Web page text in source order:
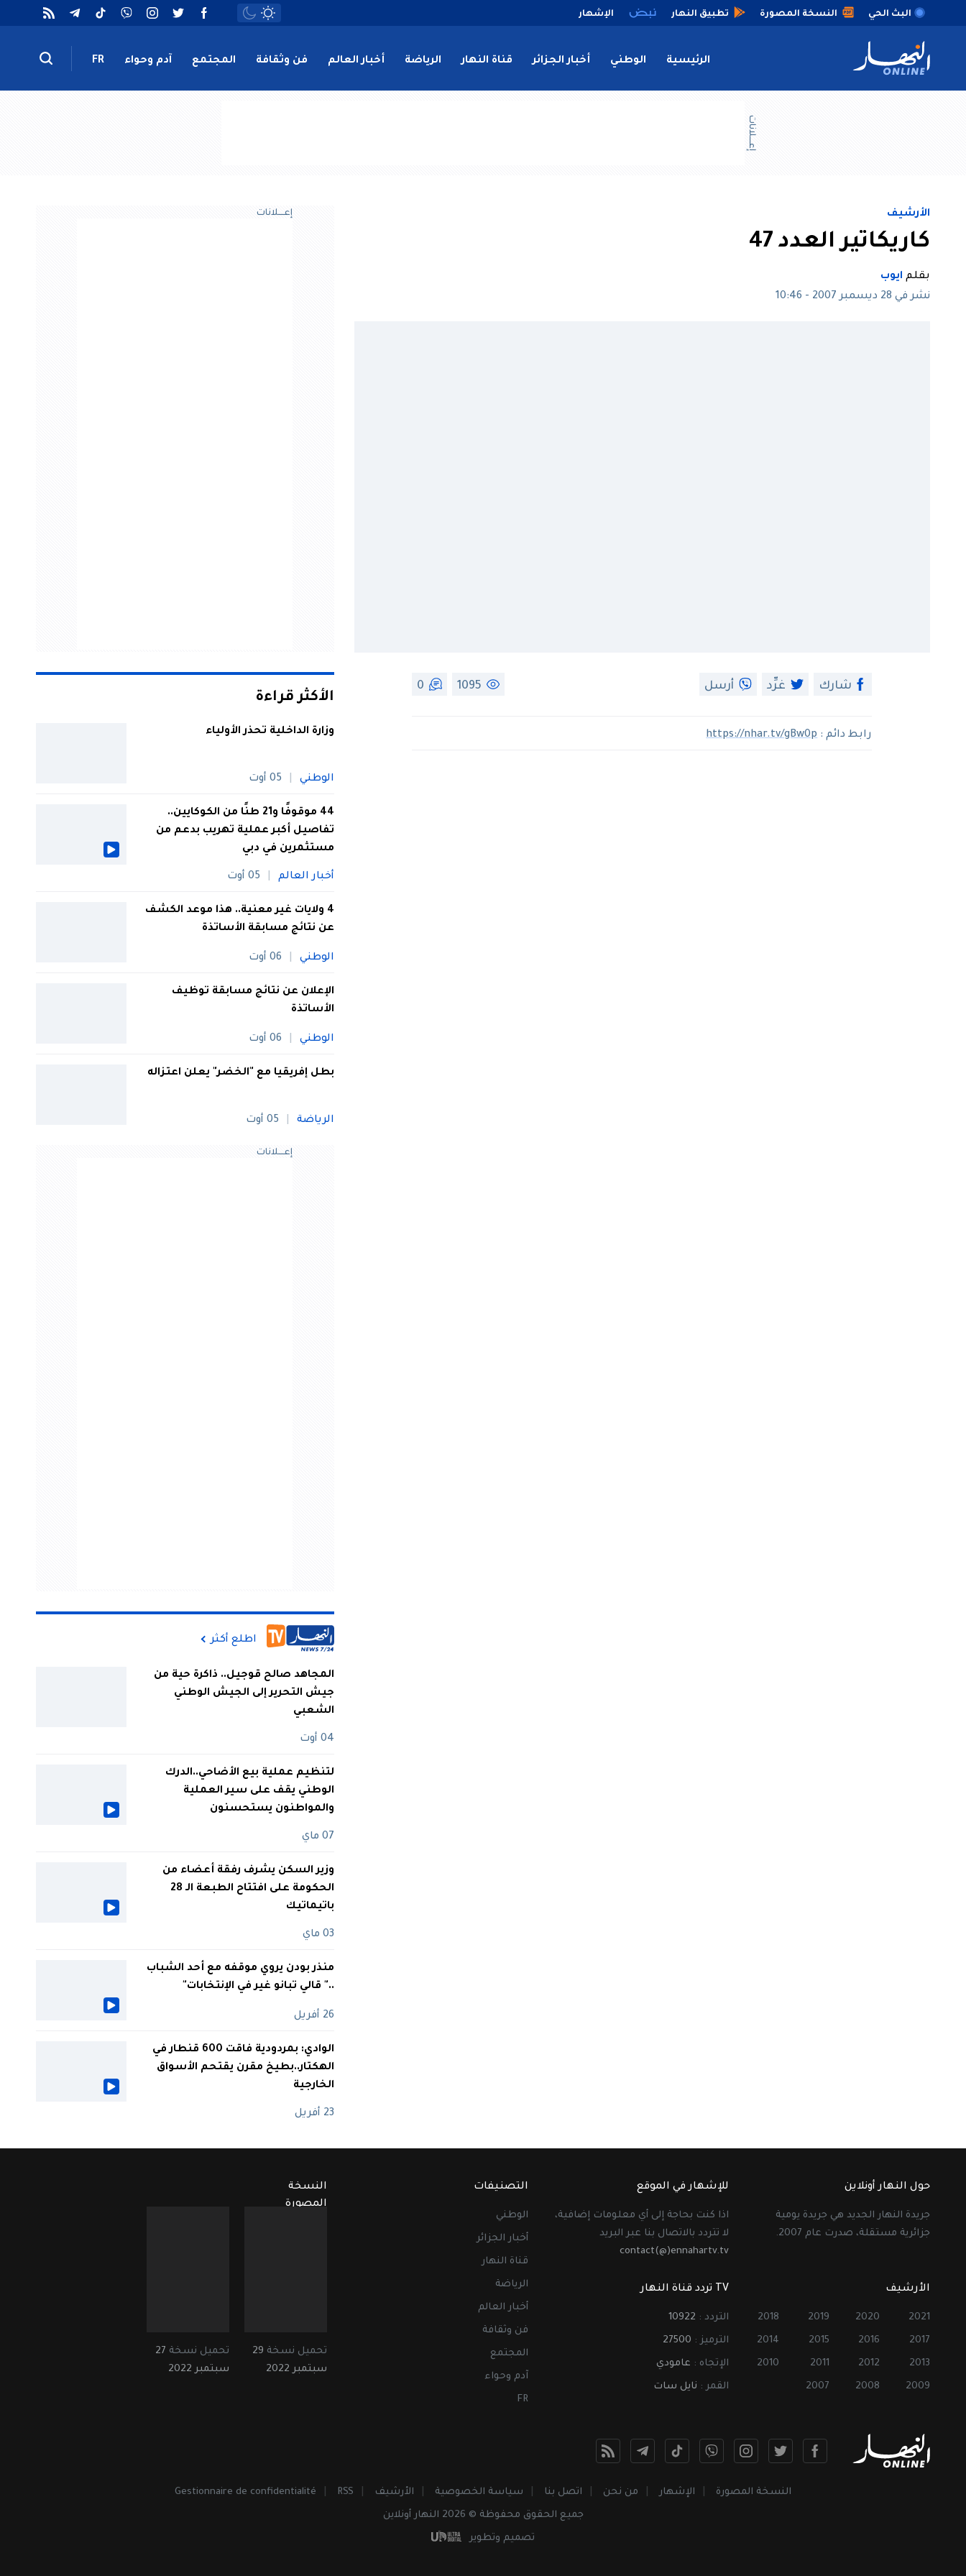
البث الحي النسخة المصورة تطبيق النهار الإشهار
الرئيسية الوطني أخبار الجزائر قناة النهار الرياضة أخبار العالم فن وثقافة المجتمع آدم وحواء FR
إعــــلانات
الأرشيف
كاريكاتير العدد 47
بقلم ايوب
نشر في 28 ديسمبر 2007 - 10:46
شارك غرِّد أرسل 1095
0
رابط دائم :https://nhar.tv/gBw0p
إعــــلانات
الأكثر قراءة
وزارة الداخلية تحذر الأولياء
الوطني 05 أوت
44 موقوفًا و21 طنًا من الكوكايين..
تفاصيل أكبر عملية تهريب بدعم من
مستثمرين في دبي
أخبار العالم 05 أوت
4 ولايات غير معنية.. هذا موعد الكشف
عن نتائج مسابقة الأساتذة
الوطني 06 أوت
الإعلان عن نتائج مسابقة توظيف
الأساتذة
الوطني 06 أوت
بطل إفريقيا مع "الخضر" يعلن اعتزاله
الرياضة 05 أوت
إعــــلانات
اطلع أكثر
المجاهد صالح قوجيل.. ذاكرة حية من
جيش التحرير إلى الجيش الوطني
الشعبي
04 أوت
لتنظيم عملية بيع الأضاحي..الدرك
الوطني يقف على سير العملية
والمواطنون يستحسنون
07 ماي
وزير السكن يشرف رفقة أعضاء من
الحكومة على افتتاح الطبعة الـ 28
باتيماتيك
03 ماي
منذر بودن يروي موقفه مع أحد الشباب
.." قالي تبانو غير في الإنتخابات"
26 أفريل
الوادي: بمردودية فاقت 600 قنطار في
الهكتار..بطيخ مقرن يقتحم الأسواق
الخارجية
23 أفريل
حول النهار أونلاين
جريدة النهار الجديد هي جريدة يومية
جزائرية مستقلة، صدرت عام 2007.
للإشهار في الموقع
اذا كنت بحاجة إلى أي معلومات إضافية،
لا تتردد بالاتصال بنا عبر البريد
contact(@)ennahartv.tv
الأرشيف
2021
2020
2019
2018
2017
2016
2015
2014
2013
2012
2011
2010
2009
2008
2007
TV تردد قناة النهار
التردد : 10922
الترميز : 27500
الإتجاه : عامودي
القمر : نايل سات
التصنيفات
الوطني
أخبار الجزائر
قناة النهار
الرياضة
أخبار العالم
فن وثقافة
المجتمع
آدم وحواء
FR
النسخة
المصورة
تحميل نسخة 29
سبتمبر 2022
تحميل نسخة 27
سبتمبر 2022
النسخة المصورة الإشهار من نحن اتصل بنا سياسة الخصوصية الأرشيف RSS
Gestionnaire de confidentialité
جميع الحقوق محفوظة © 2026 النهار أونلاين
تصميم وتطوير